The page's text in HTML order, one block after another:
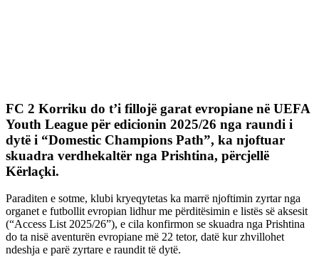
FC 2 Korriku do t’i fillojë garat evropiane në UEFA
Youth League për edicionin 2025/26 nga raundi i
dytë i “Domestic Champions Path”, ka njoftuar
skuadra verdhekaltër nga Prishtina, përcjellë
Kërlaçki.
Paraditen e sotme, klubi kryeqytetas ka marrë njoftimin zyrtar nga
organet e futbollit evropian lidhur me përditësimin e listës së aksesit
(“Access List 2025/26”), e cila konfirmon se skuadra nga Prishtina
do ta nisë aventurën evropiane më 22 tetor, datë kur zhvillohet
ndeshja e parë zyrtare e raundit të dytë.